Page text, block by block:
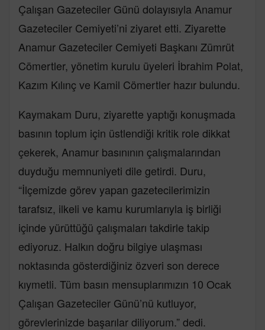
Çalışan Gazeteciler Günü dolayısıyla Anamur
Gazeteciler Cemiyeti’ni ziyaret etti. Ziyarette
Anamur Gazeteciler Cemiyeti Başkanı Zümrüt
Cömertler, yönetim kurulu üyeleri İbrahim Polat,
Kazım Kılınç ve Kamil Cömertler hazır bulundu.
Kaymakam Duru, ziyarette yaptığı konuşmada
basının toplum için üstlendiği kritik role dikkat
çekerek, Anamur basınının çalışmalarından
duyduğu memnuniyeti dile getirdi. Duru,
“İlçemizde görev yapan gazetecilerimizin
tarafsız, ilkeli ve kamu kurumlarıyla iş birliği
içinde yürüttüğü çalışmaları takdirle takip
ediyoruz. Halkın doğru bilgiye ulaşması
noktasında gösterdiğiniz özveri son derece
kıymetli. Tüm basın mensuplarımızın 10 Ocak
Çalışan Gazeteciler Günü’nü kutluyor,
görevlerinizde başarılar diliyorum.” dedi.